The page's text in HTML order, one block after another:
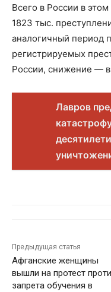
Всего в России в
1823 тыс.
аналогичный период
регистрируемых
России, снижение — в
Лавров
Предыдущая статья
Афганские женщины
вышли на протест
запрета обучения в